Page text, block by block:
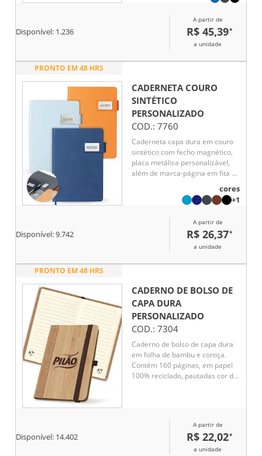
Disponível: 1.236
A partir de
R$ 45,39*
a unidade
PRONTO EM 48 HRS
CADERNETA COURO
SINTÉTICO
PERSONALIZADO
COD.: 7760
Caderneta capa dura em couro
sintético com fecho magnético,
placa metálica personalizável,
além de marca-página em fita de
folhas brancas pautadas. cores
+1
Disponível:9.742
A partir de
R$ 26,37*
a unidade
PRONTO EM 48 HRS
CADERNO DE BOLSO DE
CAPA DURA
PERSONALIZADO
COD.: 7304
Caderno de bolso de capa dura
em folha de bambu e cortiça.
Contém 160 páginas, em papel
100% reciclado, pautadas cor de
Disponível: 14.402
A partir de
R$ 22,02*
a unidade